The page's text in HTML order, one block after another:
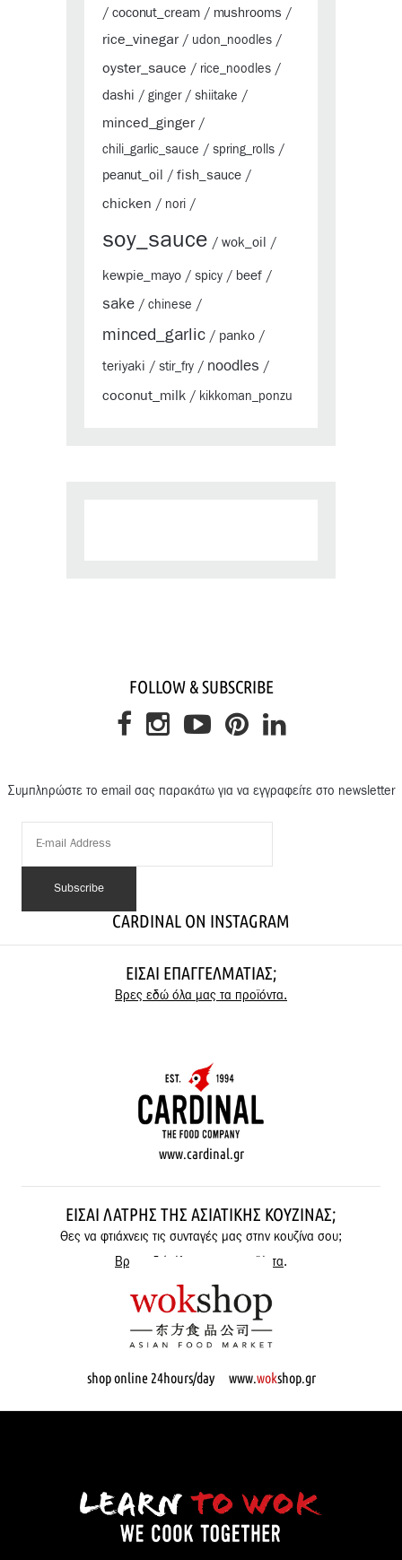
/ coconut_cream / mushrooms /
rice_vinegar/ udon_noodles /
oyster_sauce / rice_noodles /
dashi / ginger/ shiitake /
minced_ginger/
chili_garlic_sauce / spring_rolls /
peanut_oil / fish_sauce /
chicken / nori /
soy_sauce / wok_oil /
kewpie_mayo / spicy / beef /
sake / chinese /
minced_garlic / panko /
teriyaki / stir_fry / noodles /
coconut_milk / kikkoman_ponzu
FOLLOW & SUBSCRIBE
Συμπληρώστε το email σας παρακάτω για να εγγραφείτε στο newsletter
CARDINAL ON INSTAGRAM
ΕΊΣΑΙ ΕΠΑΓΓΕΛΜΑΤΊΑΣ;
Βρες εδώ όλα μας τα προϊόντα.
www.cardinal.gr
ΕΊΣΑΙ ΛΆΤΡΗΣ ΤΗΣ ΑΣΙΑΤΙΚΉΣ ΚΟΥΖΊΝΑΣ;
Θες να φτιάχνεις τις συνταγές μας στην κουζίνα σου;
Βρες εδώ όλα μας τα προϊόντα.
shop online 24hours/day www.wokshop.gr